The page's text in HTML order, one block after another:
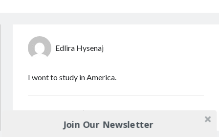
Edlira Hysenaj
I wont to study in America.
Join Our Newsletter